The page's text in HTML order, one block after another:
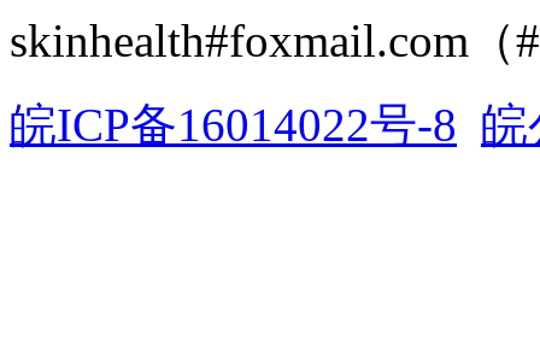
skinhealth#foxmail.com（
皖ICP备16014022号-8 皖